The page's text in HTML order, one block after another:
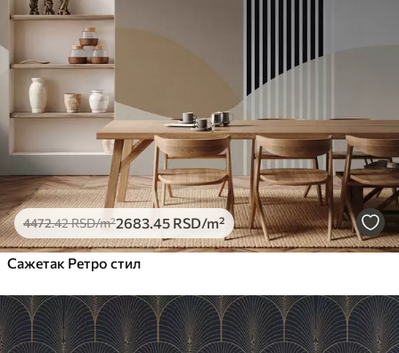
4472.42RSD/m²2683.45 RSD/m²
Сажетак Ретро стил